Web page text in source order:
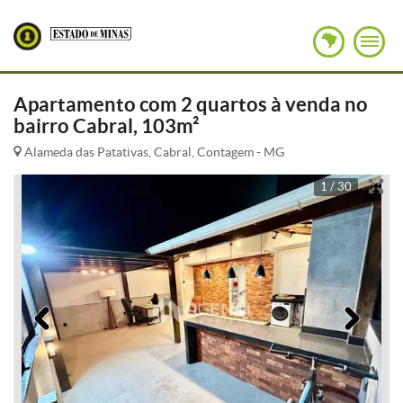
Apartamento com 2 quartos à venda no
bairro Cabral, 103m²
Alameda das Patativas, Cabral, Contagem - MG
1 / 30
Anterior